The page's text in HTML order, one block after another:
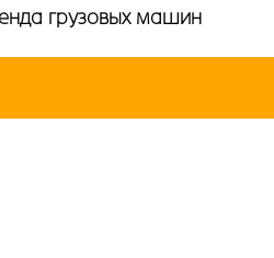
грузовых машин